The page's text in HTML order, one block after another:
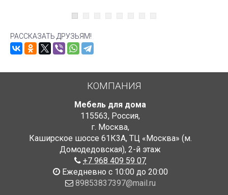
РАССКАЗАТЬ ДРУЗЬЯМ!
КОМПАНИЯ
Мебель для дома
115563, Россия,
г. Москва,
Каширское шоссе 61К3А, ТЦ «Москва» (м.
Домодедовская), 2-й этаж
+7 968 409 59 07
Ежедневно с 10:00 до 20:00
89853837397@mail.ru